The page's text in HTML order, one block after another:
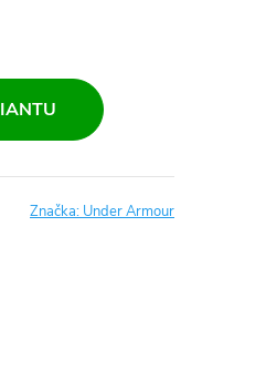
Značka: Under Armour